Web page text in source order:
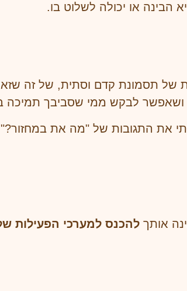
או יכולה לשלוט בו.
תסמונת קדם וסתית, של זה
ושאפשר לבקש ממי שסביבך
את התגובות של "מה את
אותךלהכנס למערכי הפעילות